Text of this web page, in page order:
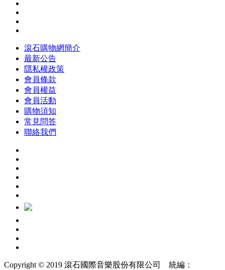
滾石購物網簡介
最新公告
隱私權政策
會員條款
會員權益
會員活動
購物須知
常見問答
聯絡我們
Copyright © 2019 滾石國際音樂股份有限公司 統編：